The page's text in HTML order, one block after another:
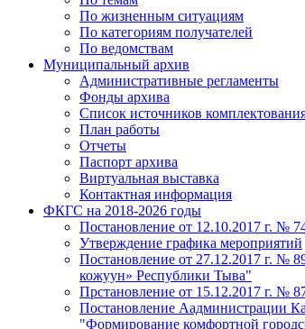
По жизненным ситуациям
По категориям получателей
По ведомствам
Муниципальный архив
Административные регламенты
Фонды архива
Список источников
План работы
Отчеты
Паспорт архива
Виртуальная выставка
Контактная информация
ФКГС на 2018-2026 годы
Постановление от 12.10.2017 г. №
Утверждение графика мероприятий
Постановление от 27.12.2017 г. №
кожуун» Республики Тыва"
Прстановление от 15.12.2017 г. №
Постановление Аадминистрации
"Формирование комфортной